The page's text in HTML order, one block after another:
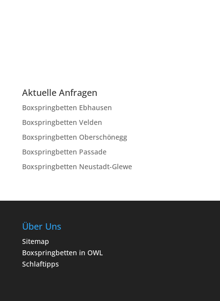
Aktuelle Anfragen
Boxspringbetten Ebhausen
Boxspringbetten Velden
Boxspringbetten Oberschönegg
Boxspringbetten Passade
Boxspringbetten Neustadt-Glewe
Über Uns
Sitemap
Boxspringbetten in OWL
Schlaftipps